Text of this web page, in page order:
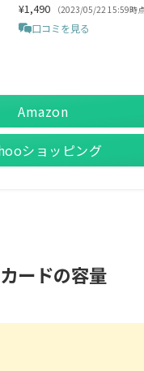
¥1,490 （2023/05/22 15:59時
口コミを見る
Amazon
ショッピング
ードの容量